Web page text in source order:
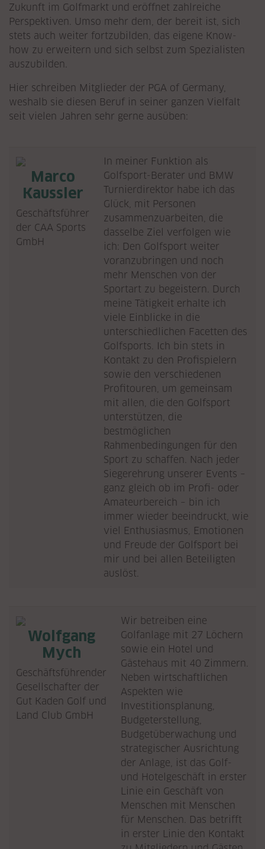
Zukunft im Golfmarkt und eröffnet zahlreiche
Perspektiven. Umso mehr dem, der bereit ist, sich
stets auch weiter fortzubilden, das eigene Know-
how zu erweitern und sich selbst zum Spezialisten
auszubilden.
Hier schreiben Mitglieder der PGA of Germany,
weshalb sie diesen Beruf in seiner ganzen Vielfalt
seit vielen Jahren sehr gerne ausüben:
Marco
Kaussler
Geschäftsführer
der CAA Sports
GmbH
In meiner Funktion als
Golfsport-Berater und BMW
Turnierdirektor habe ich das
Glück, mit Personen
zusammenzuarbeiten, die
dasselbe Ziel verfolgen wie
ich: Den Golfsport weiter
voranzubringen und noch
mehr Menschen von der
Sportart zu begeistern. Durch
meine Tätigkeit erhalte ich
viele Einblicke in die
unterschiedlichen Facetten des
Golfsports. Ich bin stets in
Kontakt zu den Profispielern
sowie den verschiedenen
Profitouren, um gemeinsam
mit allen, die den Golfsport
unterstützen, die
bestmöglichen
Rahmenbedingungen für den
Sport zu schaffen. Nach jeder
Siegerehrung unserer Events –
ganz gleich ob im Profi- oder
Amateurbereich – bin ich
immer wieder beeindruckt, wie
viel Enthusiasmus, Emotionen
und Freude der Golfsport bei
mir und bei allen Beteiligten
auslöst.
Wolfgang
Mych
Geschäftsführender
Gesellschafter der
Gut Kaden Golf und
Land Club GmbH
Wir betreiben eine
Golfanlage mit 27 Löchern
sowie ein Hotel und
Gästehaus mit 40 Zimmern.
Neben wirtschaftlichen
Aspekten wie
Investitionsplanung,
Budgeterstellung,
Budgetüberwachung und
strategischer Ausrichtung
der Anlage, ist das Golf-
und Hotelgeschäft in erster
Linie ein Geschäft von
Menschen mit Menschen
für Menschen. Das betrifft
in erster Linie den Kontakt